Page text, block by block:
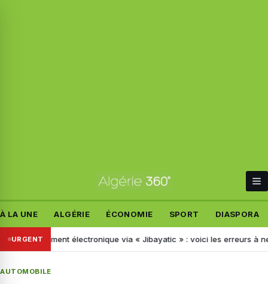
À LA UNE ALGÉRIE ÉCONOMIE SPORT DIASPORA
URGENTélectronique via « Jibayatic » : voici les erreurs à ne pas
AUTOMOBILE